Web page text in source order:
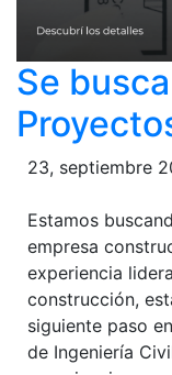
Se
23, septiembre
Estamos
empresa
experiencia
construcción,
siguiente paso
de Ingeniería